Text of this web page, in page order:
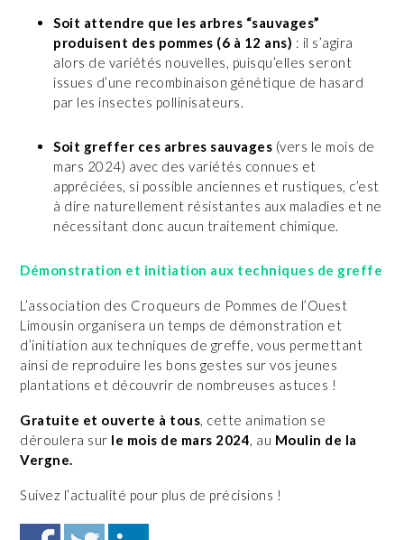
Soit attendre que les arbres “sauvages”
produisent des pommes (6 à 12 ans) : il s’agira
alors de variétés nouvelles, puisqu’elles seront
issues d’une recombinaison génétique de hasard
par les insectes pollinisateurs.
Soit greffer ces arbres sauvages (vers le mois de
mars 2024) avec des variétés connues et
appréciées, si possible anciennes et rustiques, c’est
à dire naturellement résistantes aux maladies et ne
nécessitant donc aucun traitement chimique.
Démonstration et initiation aux techniques de greffe
L’association des Croqueurs de Pommes de l’Ouest
Limousin organisera un temps de démonstration et
d’initiation aux techniques de greffe, vous permettant
ainsi de reproduire les bons gestes sur vos jeunes
plantations et découvrir de nombreuses astuces !
Gratuite et ouverte à tous, cette animation se
déroulera sur le mois de mars 2024, au Moulin de la
Vergne.
Suivez l’actualité pour plus de précisions !